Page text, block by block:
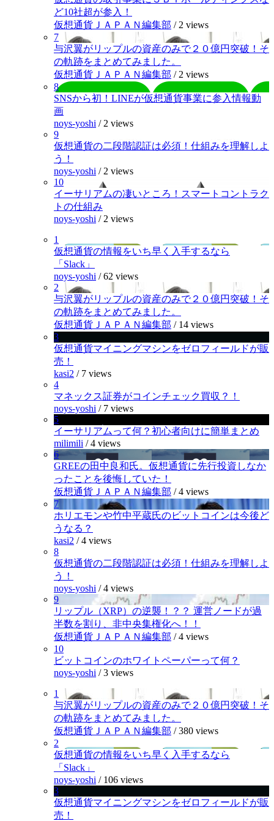
ど10社超が参入！
仮想通貨ＪＡＰＡＮ編集部 / 2 views
7
与沢翼がリップルの資産のみで２０億円突破！そ
の軌跡をまとめてみました。
仮想通貨ＪＡＰＡＮ編集部 / 2 views
8
SNSから初！LINEが仮想通貨事業に参入情報動
画
noys-yoshi / 2 views
9
仮想通貨の二段階認証は必須！仕組みを理解しよ
う！
noys-yoshi / 2 views
10
イーサリアムの凄いところ！スマートコントラク
トの仕組み
noys-yoshi / 2 views
1
仮想通貨の情報をいち早く入手するなら
「Slack」
noys-yoshi /62 views
2
与沢翼がリップルの資産のみで２０億円突破！そ
の軌跡をまとめてみました。
仮想通貨ＪＡＰＡＮ編集部 / 14 views
3
仮想通貨マイニングマシンをゼロフィールドが販
売！
kasi2 / 7 views
4
マネックス証券がコインチェック買収？！
noys-yoshi / 7 views
5
イーサリアムって何？初心者向けに簡単まとめ
milimili /4 views
6
GREEの田中良和氏。仮想通貨に先行投資しなか
ったことを後悔していた！
仮想通貨ＪＡＰＡＮ編集部 /4 views
7
ホリエモンや竹中平蔵氏のビットコインは今後ど
うなる？
kasi2 /4 views
8
仮想通貨の二段階認証は必須！仕組みを理解しよ
う！
noys-yoshi /4 views
9
リップル（XRP）の逆襲！？？ 運営ノードが過
半数を割り、非中央集権化へ！！
仮想通貨ＪＡＰＡＮ編集部 /4 views
10
ビットコインのホワイトペーパーって何？
noys-yoshi /3 views
1
与沢翼がリップルの資産のみで２０億円突破！そ
の軌跡をまとめてみました。
仮想通貨ＪＡＰＡＮ編集部 /380 views
2
仮想通貨の情報をいち早く入手するなら
「Slack」
noys-yoshi / 106 views
3
仮想通貨マイニングマシンをゼロフィールドが販
売！